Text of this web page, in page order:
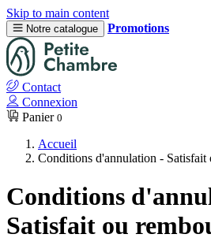
Skip to main content
Notre catalogue Promotions
Contact
Connexion
Panier 0
Accueil
Conditions d'annulation - Satisfait
Conditions
Satisfait ou